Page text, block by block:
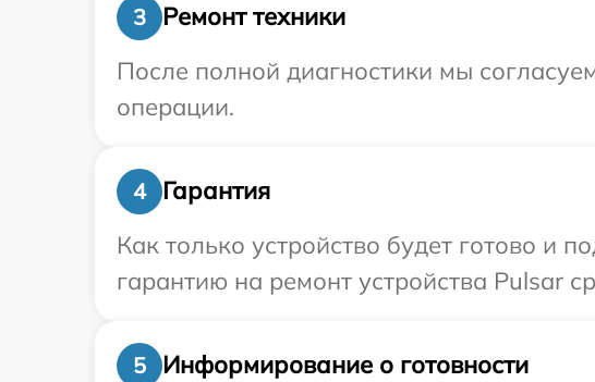
3
Ремонт техники
После полной диагностики мы
операции.
4
Гарантия
Как только устройство будет готово и
гарантию на ремонт устройства Pulsar
5
Информирование о готовности